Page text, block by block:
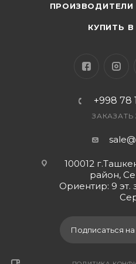
ПРОИЗВОДИТЕЛИ
КУПИТЬ
+998 78
100012
район,
Ориентир: 9 эт.
Подписаться